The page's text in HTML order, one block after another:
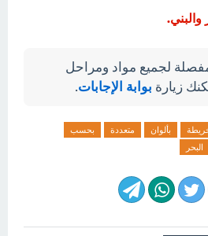
والبني.
لجميع مواد ومراحل
زيارة بوابة الإجابات.
بألوان متعددة
بحسب
البحر